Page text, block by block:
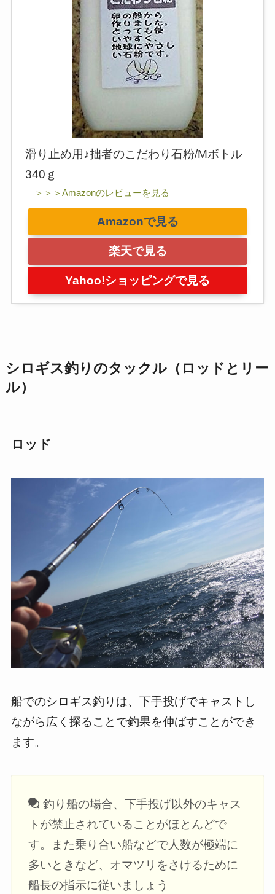
滑り止め用♪拙者のこだわり石粉/Mボトル
340ｇ
＞＞＞Amazonのレビューを見る
Amazonで見る
楽天で見る
Yahoo!ショッピングで見る
シロギス釣りのタックル（ロッドとリー
ル）
ロッド
船でのシロギス釣りは、下手投げでキャストし
ながら広く探ることで釣果を伸ばすことができ
ます。
釣り船の場合、下手投げ以外のキャス
トが禁止されていることがほとんどで
す。また乗り合い船などで人数が極端に
多いときなど、オマツリをさけるために
船長の指示に従いましょう